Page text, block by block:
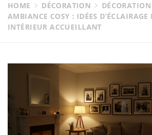
HOME DÉCORATION
AMBIANCE COSY : IDÉES D’ÉCLAIRAGE
INTÉRIEUR ACCUEILLANT